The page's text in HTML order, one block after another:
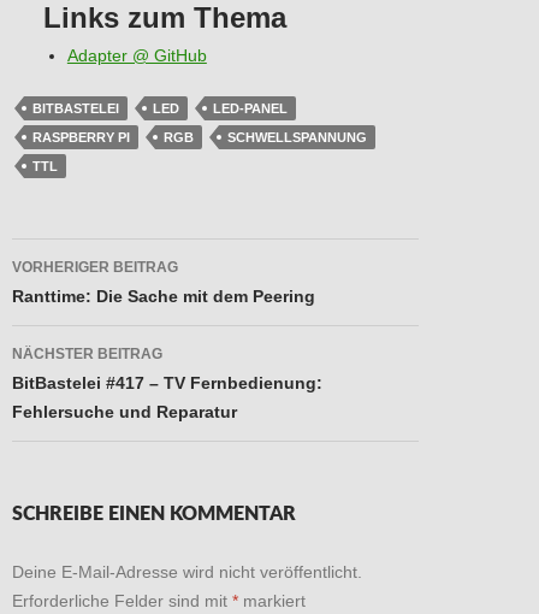
Links zum Thema
Adapter @ GitHub
BITBASTELEI LED
LED-PANEL
RASPBERRY PI
RGB
SCHWELLSPANNUNG
TTL
Beitragsnavigation
VORHERIGER BEITRAG
Ranttime: Die Sache mit dem Peering
NÄCHSTER BEITRAG
BitBastelei #417 – TV Fernbedienung:
Fehlersuche und Reparatur
SCHREIBE EINEN KOMMENTAR
Deine E-Mail-Adresse wird nicht veröffentlicht.
Erforderliche Felder sind mit * markiert